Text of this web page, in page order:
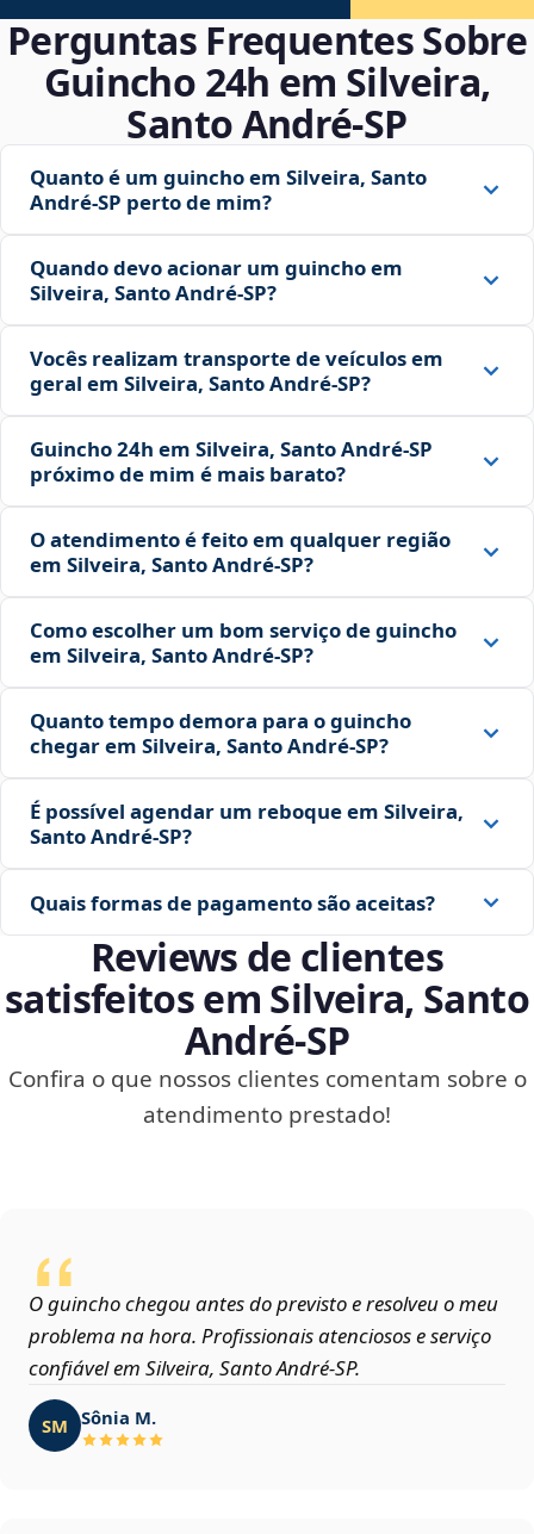
Perguntas Frequentes Sobre
Guincho 24h em Silveira,
Santo André‑SP
Quanto é um guincho em Silveira, Santo
André‑SP perto de mim?
Quando devo acionar um guincho em
Silveira, Santo André‑SP?
Vocês realizam transporte de veículos em
geral em Silveira, Santo André‑SP?
Guincho 24h em Silveira, Santo André‑SP
próximo de mim é mais barato?
O atendimento é feito em qualquer região
em Silveira, Santo André‑SP?
Como escolher um bom serviço de guincho
em Silveira, Santo André‑SP?
Quanto tempo demora para o guincho
chegar em Silveira, Santo André‑SP?
É possível agendar um reboque em Silveira,
Santo André‑SP?
Quais formas de pagamento são aceitas?
Reviews de clientes
satisfeitos em Silveira, Santo
André‑SP
Confira o que nossos clientes comentam sobre o
atendimento prestado!
O guincho chegou antes do previsto e resolveu o meu
problema na hora. Profissionais atenciosos e serviço
confiável em Silveira, Santo André‑SP.
SM Sônia M.